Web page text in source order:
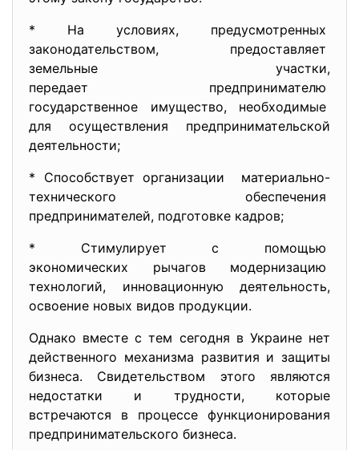
* На условиях, предусмотренных
законодательством, предоставляет
земельные участки,
передает предпринимателю
государственное имущество, необходимые
для осуществления предпринимательской
деятельности;
* Способствует организации материально-
технического обеспечения
предпринимателей, подготовке кадров;
* Стимулирует с помощью
экономических рычагов модернизацию
технологий, инновационную деятельность,
освоение новых видов продукции.
Однако вместе с тем сегодня в Украине нет
действенного механизма развития и защиты
бизнеса. Свидетельством этого являются
недостатки и трудности, которые
встречаются в процессе функционирования
предпринимательского бизнеса.